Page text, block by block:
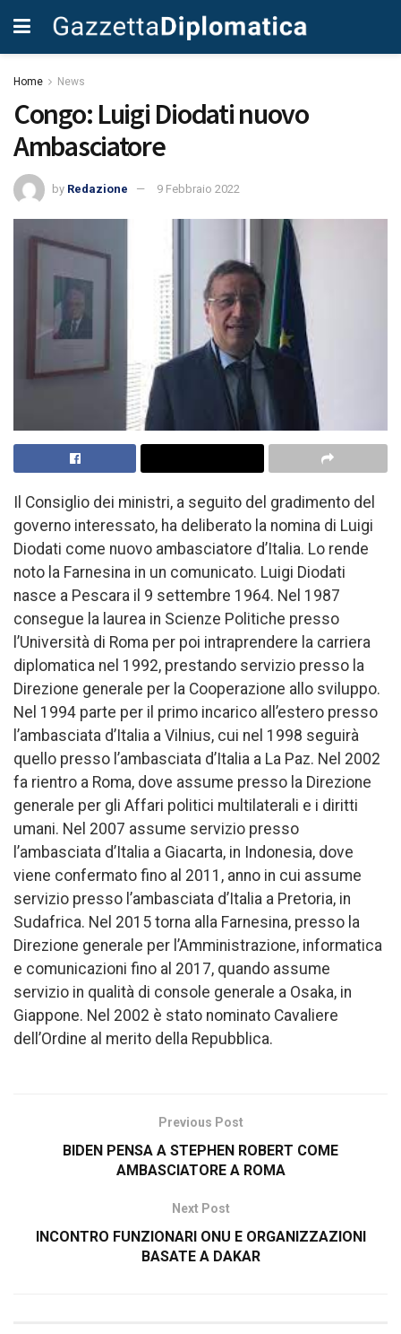
Home News
Congo: Luigi Diodati nuovo
Ambasciatore
by Redazione 9 Febbraio 2022
Il Consiglio dei ministri, a seguito del gradimento del
governo interessato, ha deliberato la nomina di Luigi
Diodati come nuovo ambasciatore d’Italia. Lo rende
noto la Farnesina in un comunicato. Luigi Diodati
nasce a Pescara il 9 settembre 1964. Nel 1987
consegue la laurea in Scienze Politiche presso
l’Università di Roma per poi intraprendere la carriera
diplomatica nel 1992, prestando servizio presso la
Direzione generale per la Cooperazione allo sviluppo.
Nel 1994 parte per il primo incarico all’estero presso
l’ambasciata d’Italia a Vilnius, cui nel 1998 seguirà
quello presso l’ambasciata d’Italia a La Paz. Nel 2002
fa rientro a Roma, dove assume presso la Direzione
generale per gli Affari politici multilaterali e i diritti
umani. Nel 2007 assume servizio presso
l’ambasciata d’Italia a Giacarta, in Indonesia, dove
viene confermato fino al 2011, anno in cui assume
servizio presso l’ambasciata d’Italia a Pretoria, in
Sudafrica. Nel 2015 torna alla Farnesina, presso la
Direzione generale per l’Amministrazione, informatica
e comunicazioni fino al 2017, quando assume
servizio in qualità di console generale a Osaka, in
Giappone. Nel 2002 è stato nominato Cavaliere
dell’Ordine al merito della Repubblica.
Previous Post
BIDEN PENSA A STEPHEN ROBERT COME
AMBASCIATORE A ROMA
Next Post
INCONTRO FUNZIONARI ONU E ORGANIZZAZIONI
BASATE A DAKAR